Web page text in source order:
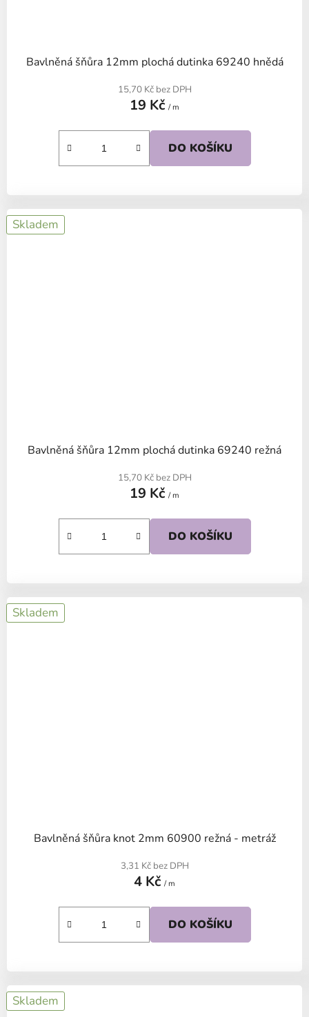
Bavlněná šňůra 12mm plochá dutinka 69240 hnědá
15,70 Kč bez DPH
19 Kč / m
DO KOŠÍKU
Skladem
Bavlněná šňůra 12mm plochá dutinka 69240 režná
15,70 Kč bez DPH
19 Kč / m
DO KOŠÍKU
Skladem
Bavlněná šňůra knot 2mm 60900 režná - metráž
3,31 Kč bez DPH
4 Kč / m
DO KOŠÍKU
Skladem